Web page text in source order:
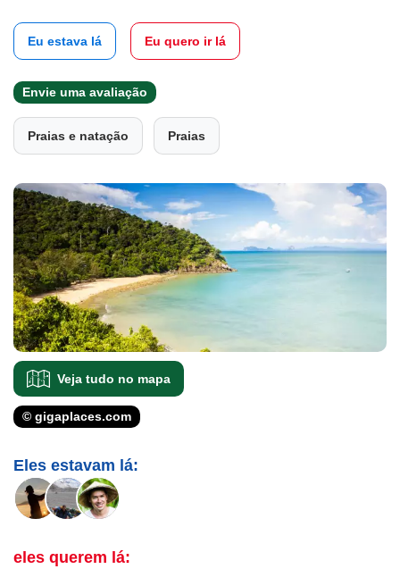
Eu estava lá Eu quero ir lá
Envie uma avaliação
Praias e natação Praias
Veja tudo no mapa
© gigaplaces.com
Eles estavam lá:
eles querem lá: